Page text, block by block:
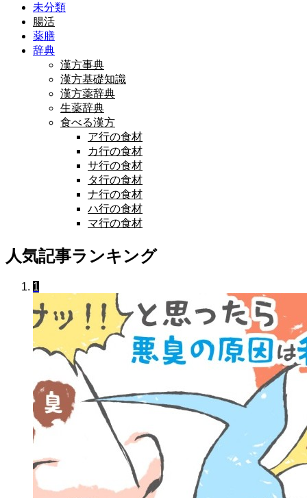
未分類
腸活
薬膳
辞典
漢方事典
漢方基礎知識
漢方薬辞典
生薬辞典
食べる漢方
ア行の食材
カ行の食材
サ行の食材
タ行の食材
ナ行の食材
ハ行の食材
マ行の食材
人気記事ランキング
1